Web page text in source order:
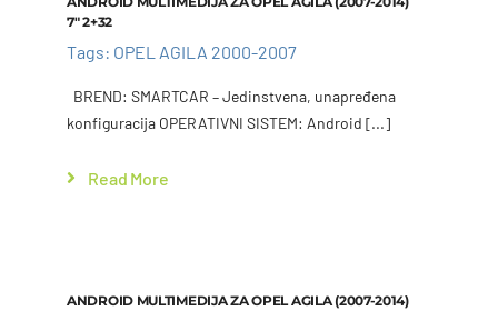
7″ 2+32
Tags: OPEL AGILA 2000-2007
BREND: SMARTCAR – Jedinstvena, unapređena
konfiguracija OPERATIVNI SISTEM: Android [...]
Read More
ANDROID MULTIMEDIJA ZA OPEL AGILA (2007-2014)